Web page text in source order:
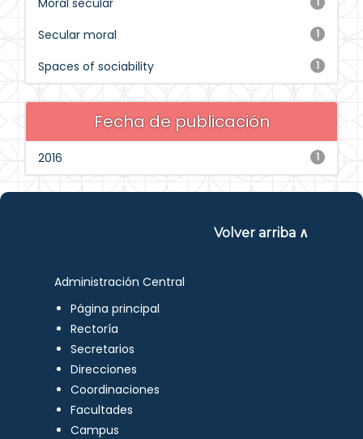
Moral secular
1
Secular moral
1
Spaces of sociability
Fecha de publicación
1
2016
Volver arriba ∧
Administración Central
Página principal
Rectoría
Secretarios
Direcciones
Coordinaciones
Facultades
Campus